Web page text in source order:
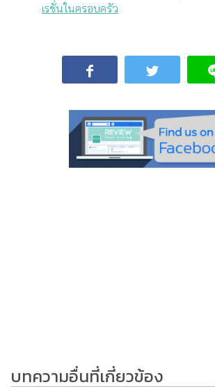
เรชั่นในครอบครัว
บทความอื่นที่เกี่ยวข้อง